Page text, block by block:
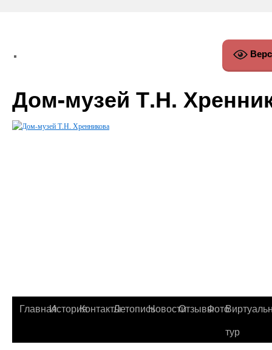
Дом-музей Т.Н.
ГлавнаяИсторияКонтактыЛетописьНовостиОтзывыФото
тур